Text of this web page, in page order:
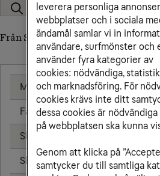
Från Sverige till Bolivia (till
Mobil
Fast telefon
Skicka sms
Skicka mms
leverera personliga
webbplatser och i sociala
ändamål samlar vi in
användare, surfmönster och
använder fyra kategorier av
cookies: nödvändiga,
och marknadsföring. För
cookies krävs inte ditt
dessa cookies är
på webbplatsen ska kunna
Genom att klicka på
samtycker du till samtliga